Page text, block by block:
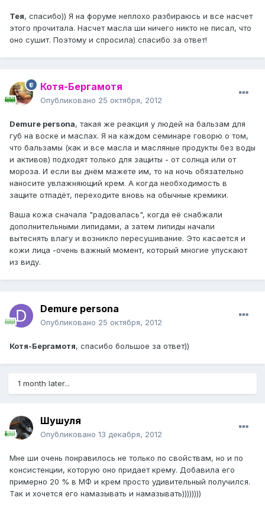
Тея, спасибо)) Я на форуме неплохо разбираюсь и все насчет
этого прочитала. Насчет масла ши ничего никто не писал, что
оно сушит. Поэтому и спросила) спасибо за ответ!
Котя-Бергамотя
Опубликовано 25 октября, 2012
Demure persona, такая же реакция у людей на бальзам для
губ на воске и маслах. Я на каждом семинаре говорю о том,
что бальзамы (как и все масла и масляные продукты без воды
и активов) подходят только для защиты - от солнца или от
мороза. И если вы днём мажете им, то на ночь обязательно
наносите увлажняющий крем. А когда необходимость в
защите отпадёт, переходите вновь на обычные кремики.
Ваша кожа сначала "радовалась", когда её снабжали
дополнительными липидами, а затем липиды начали
вытеснять влагу и возникло пересушивание. Это касается и
кожи лица -очень важный момент, который многие упускают
из виду.
Demure persona
Опубликовано 25 октября, 2012
Котя-Бергамотя, спасибо большое за ответ))
1 month later...
Шушуля
Опубликовано 13 декабря, 2012
Мне ши очень понравилось не только по свойствам, но и по
консистенции, которую оно придает крему. Добавила его
примерно 20 % в МФ и крем просто удивительный получился.
Так и хочется его намазывать и намазывать))))))))